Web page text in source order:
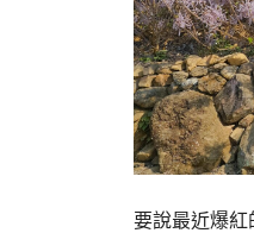
要說最近爆紅